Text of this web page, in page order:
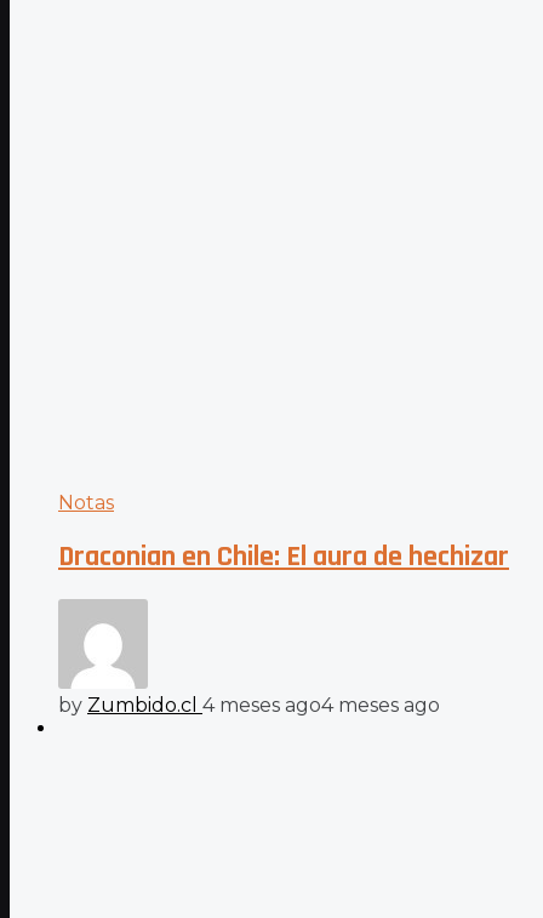
Notas
Draconian en Chile: El aura de hechizar
by Zumbido.cl 4 meses ago4 meses ago